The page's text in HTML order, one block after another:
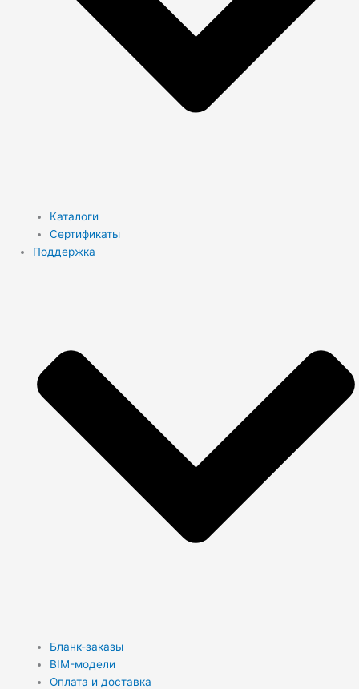
Каталоги
Сертификаты
Поддержка
Бланк-заказы
BIM-модели
Оплата и доставка